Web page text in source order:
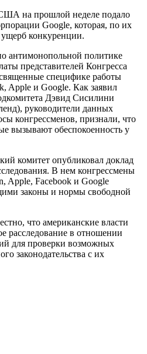
на прошлой неделе подало
Google, которая, по их
конкуренции.
антимонопольной политике
представителей Конгресса
специфике работы
Apple и Google. Как заявил
Дэвид Сисилини
руководители данных
конгрессменов, признали, что
вызывают обеспокоенность у
комитет опубликовал доклад
В нем конгрессмены
Apple, Facebook и Google
законы и нормы свободной
что американские власти
расследование в отношении
для проверки возможных
законодательства с их